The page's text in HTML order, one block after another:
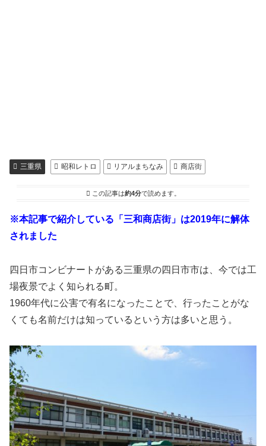
三重県 昭和レトロ リアルまちなみ 商店街
この記事は約4分で読めます。
※本記事で紹介している「三和商店街」は2019年に解体
されました
四日市コンビナートがある三重県の四日市市は、今では工
場夜景でよく知られる町。
1960年代に公害で有名になったことで、行ったことがな
くても名前だけは知っているという方は多いと思う。